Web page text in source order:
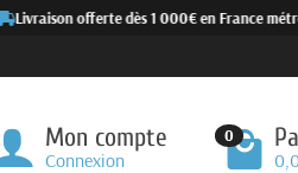
Livraison offerte dès 1 000€ en France
Mon compte
Connexion
0